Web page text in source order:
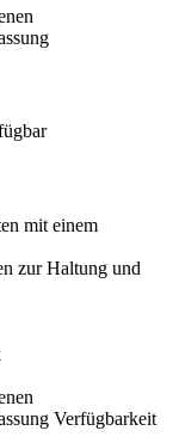
mit einem
zur Haltung und
Verfügbarkeit